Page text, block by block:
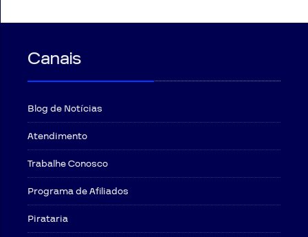
Canais
Blog de Notícias
Atendimento
Trabalhe Conosco
Programa de Afiliados
Pirataria